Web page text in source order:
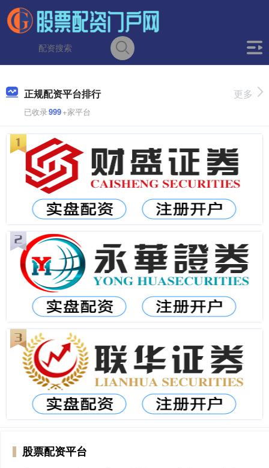
正规配资平台排行
已收录999+家平台
更多
股票配资平台